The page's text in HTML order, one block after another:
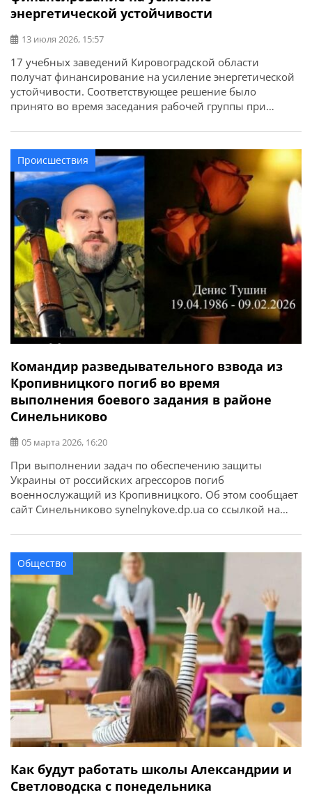
энергетической устойчивости
13 июля 2026, 15:57
17 учебных заведений Кировоградской области
получат финансирование на усиление энергетической
устойчивости. Соответствующее решение было
принято во время заседания рабочей группы при
Кировоградская ОГА. Для области предусмотрено 22,7
миллионов гривен образовательной субвенции из
государственного бюджета. Средства будут направлены
на мероприятия, которые помогут учебным заведениям
стабильно работать в осенне-зимний период. При […]
Происшествия
Командир разведывательного взвода из
Кропивницкого погиб во время
выполнения боевого задания в районе
Синельниково
05 марта 2026, 16:20
При выполнении задач по обеспечению защиты
Украины от российских агрессоров погиб
военнослужащий из Кропивницкого. Об этом сообщает
сайт Синельниково synelnykove.dp.ua со ссылкой на
Денис Тушин, 1986 года рождения, командир
разведывательного взвода погиб 09 февраля 2026 года
во время выполнения боевого задания в районе
населенного пункта Синельниково, Днепропетровской
области.
Общество
Как будут работать школы Александрии и
Светловодска с понедельника